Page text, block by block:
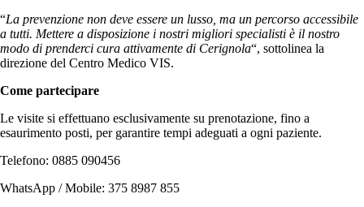
“La prevenzione non deve essere un lusso, ma un percorso accessibile
a tutti. Mettere a disposizione i nostri migliori specialisti è il nostro
modo di prenderci cura attivamente di Cerignola“, sottolinea la
direzione del Centro Medico VIS.
Come partecipare
Le visite si effettuano esclusivamente su prenotazione, fino a
esaurimento posti, per garantire tempi adeguati a ogni paziente.
Telefono: 0885 090456
WhatsApp / Mobile: 375 8987 855